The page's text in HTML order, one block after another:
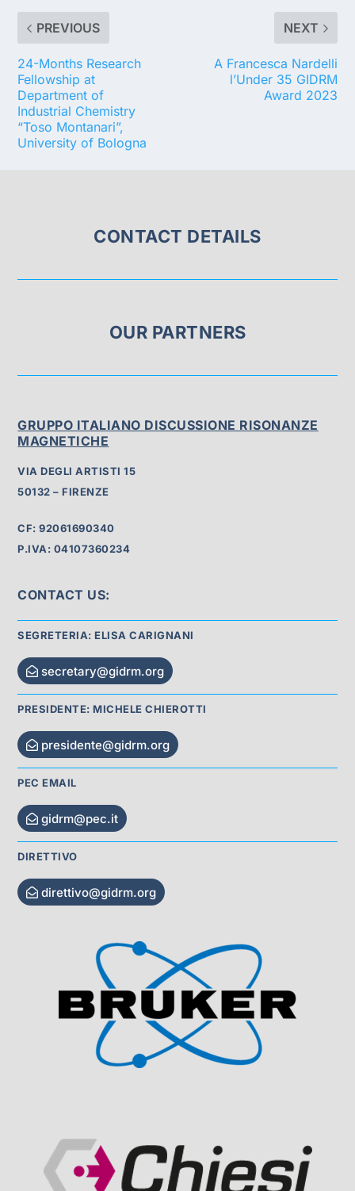
PREVIOUS
24-Months Research
Fellowship at
Department of
Industrial Chemistry
“Toso Montanari”,
University of Bologna
NEXT
A Francesca Nardelli
l’Under 35 GIDRM
Award 2023
CONTACT DETAILS
OUR PARTNERS
GRUPPO ITALIANO DISCUSSIONE RISONANZE
MAGNETICHE
VIA DEGLI ARTISTI 15
50132 – FIRENZE
CF: 92061690340
P.IVA: 04107360234
CONTACT US:
SEGRETERIA: ELISA CARIGNANI
secretary@gidrm.org
PRESIDENTE: MICHELE CHIEROTTI
presidente@gidrm.org
PEC EMAIL
gidrm@pec.it
DIRETTIVO
direttivo@gidrm.org
Visit Sponsor Page